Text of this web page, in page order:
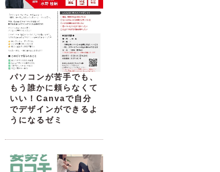
パソコンが苦手でも、
もう誰かに頼らなくて
いい！Canvaで自分
でデザインができるよ
うになるゼミ